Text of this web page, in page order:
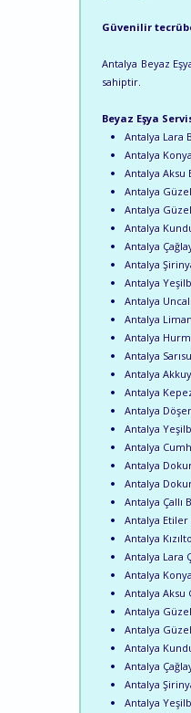
Güvenilir
Antalya Beyaz
sahiptir.
Beyaz Eşya
Antalya Lara
Antalya
Antalya Aksu
Antalya
Antalya
Antalya
Antalya
Antalya
Antalya
Antalya
Antalya
Antalya
Antalya
Antalya
Antalya
Antalya
Antalya
Antalya
Antalya
Antalya
Antalya Çallı
Antalya Etiler
Antalya
Antalya Lara
Antalya
Antalya Aksu
Antalya
Antalya
Antalya
Antalya
Antalya
Antalya